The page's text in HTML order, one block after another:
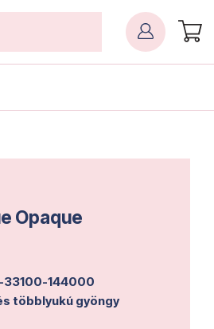
Opaque
33100-144000
többlyukú gyöngy